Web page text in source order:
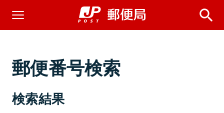
郵便番号検索
検索結果